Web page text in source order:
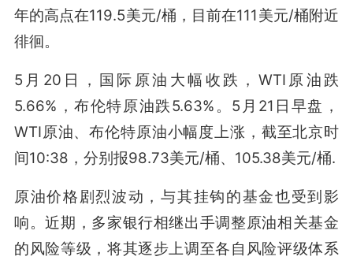
年的高点在119.5美元/桶，目前在111美元/桶附近
徘徊。
5月20日，国际原油大幅收跌，WTI原油跌
5.66%，布伦特原油跌5.63%。5月21日早盘，
WTI原油、布伦特原油小幅度上涨，截至北京时
间10:38，分别报98.73美元/桶、105.38美元/桶.
原油价格剧烈波动，与其挂钩的基金也受到影
响。近期，多家银行相继出手调整原油相关基金
的风险等级，将其逐步上调至各自风险评级体系